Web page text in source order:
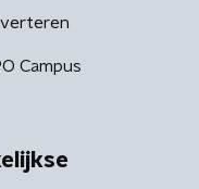
Campus